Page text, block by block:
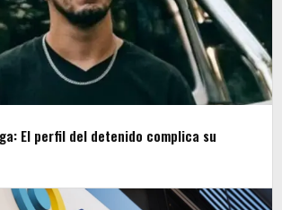
El perfil del detenido complica su